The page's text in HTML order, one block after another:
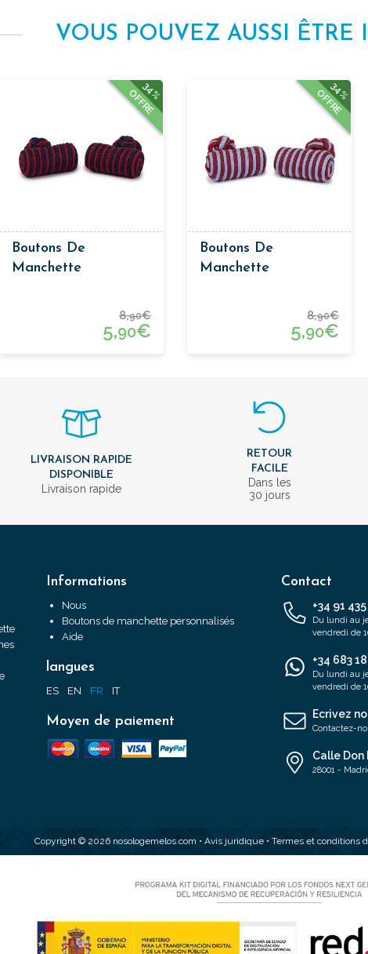
VOUS POUVEZ AUSSI ÊTRE
34%
OFFRE
Boutons De
Manchette
8,90€
5,90€
34%
OFFRE
Boutons De
Manchette
8,90€
5,90€
LIVRAISON RAPIDE
DISPONIBLE
Livraison rapide
RETOUR
FACILE
Dans les
30 jours
Informations
Nous
Boutons de manchette personnalisés
Aide
langues
ES EN FR IT
Moyen de paiement
Contact
+34 91
Du lundi au
vendredi de
+34 683
Du lundi au
vendredi de
Ecrivez
Contactez-
Calle Don
28001 -
Copyright © 2026 nosologemelos.com • Avis juridique• Termes et conditions